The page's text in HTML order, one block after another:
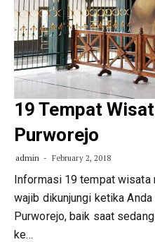
19 Tempat
Purworejo
admin February 2, 2018
Informasi 19 tempat wisata
wajib dikunjungi ketika
Purworejo, baik saat
ke…